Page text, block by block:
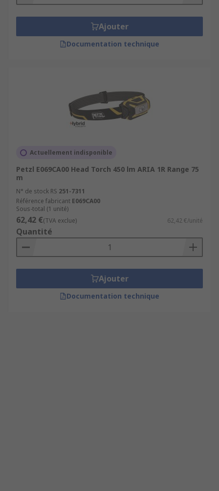
Ajouter
Documentation technique
Actuellement indisponible
Petzl E069CA00 Head Torch 450 lm ARIA 1R Range 75
m
N° de stock RS 251-7311
Référence fabricant E069CA00
Sous-total (1 unité)
62,42 €(TVA exclue) 62,42 €/unité
Quantité
Ajouter
Documentation technique